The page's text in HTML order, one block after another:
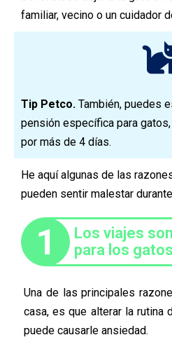
familiar, vecino o un cuidador
Tip Petco. También, puedes
pensión específica para
por más de 4 días.
He aquí algunas de las
pueden sentir malestar
1
Los viajes
para los gatos
Una de las principales
casa, es que alterar la rutina
puede causarle ansiedad.